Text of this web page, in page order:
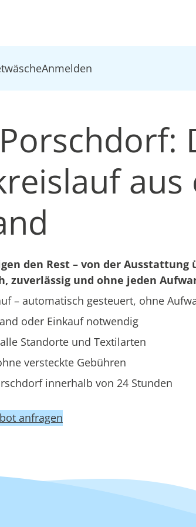
Anmelden
aus
den Rest – von der Ausstattung
zuverlässig und ohne jeden
– automatisch gesteuert, ohne
oder Einkauf notwendig
Standorte und Textilarten
versteckte Gebühren
innerhalb von 24 Stunden
anfragen